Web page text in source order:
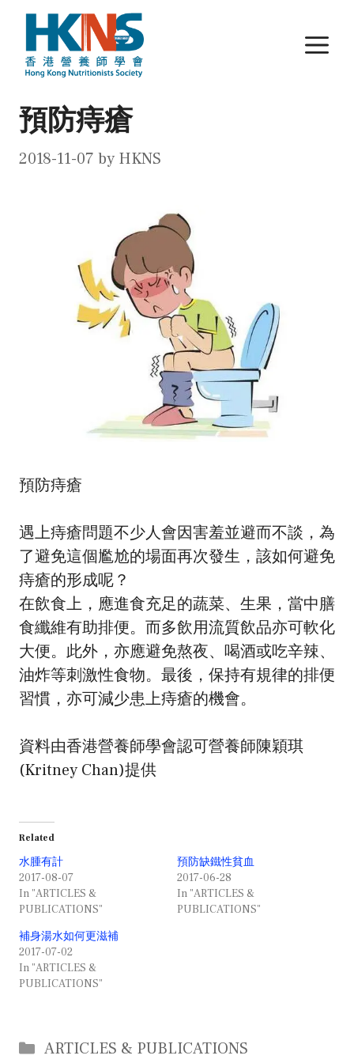
Skip
content
預防痔瘡
2018-11-07 by HKNS
預防痔瘡
遇上痔瘡問題不少人會因害羞並避而不談，為
了避免這個尷尬的場面再次發生，該如何避免
痔瘡的形成呢？
在飲食上，應進食充足的蔬菜、生果，當中膳
食纖維有助排便。而多飲用流質飲品亦可軟化
大便。此外，亦應避免熬夜、喝酒或吃辛辣、
油炸等刺激性食物。最後，保持有規律的排便
習慣，亦可減少患上痔瘡的機會。
資料由香港營養師學會認可營養師陳穎琪
(Kritney Chan)提供
Related
水腫有計
2017-08-07
In "ARTICLES &
PUBLICATIONS"
預防缺鐵性貧血
2017-06-28
In "ARTICLES &
PUBLICATIONS"
補身湯水如何更滋補
2017-07-02
In "ARTICLES &
PUBLICATIONS"
Categories
ARTICLES & PUBLICATIONS